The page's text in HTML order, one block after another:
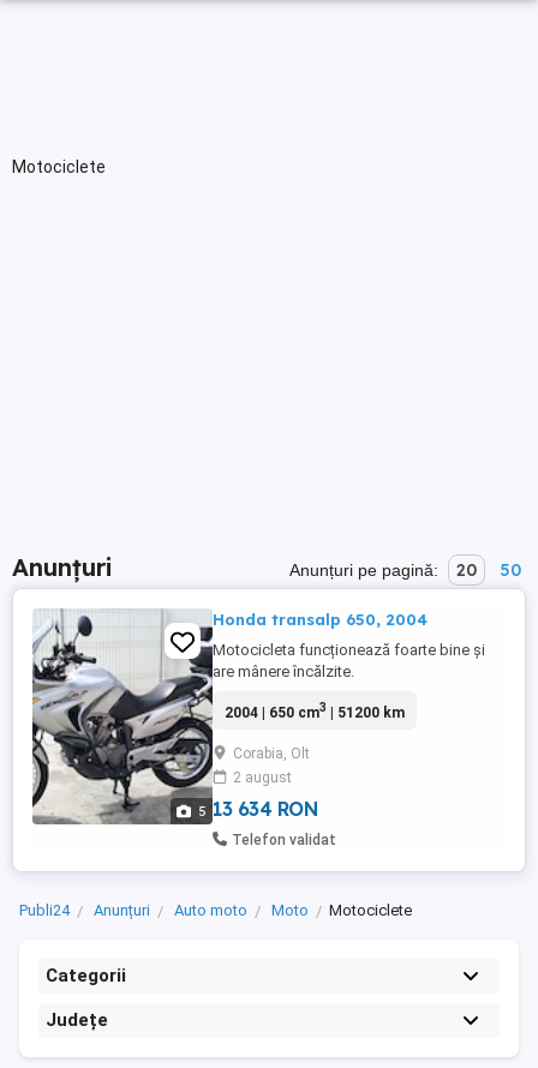
Motociclete
Anunțuri Anunțuri pe pagină: 20 50
5
Honda transalp 650, 2004
Motocicleta funcționează foarte bine și
are mânere încălzite.
2004 | 650 cm3 | 51200 km
Corabia, Olt
2 august
13 634 RON
Telefon validat
Publi24 Anunțuri Auto moto Moto Motociclete
Categorii
Județe